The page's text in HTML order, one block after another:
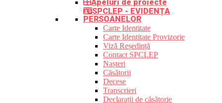
Apeluri de proiecte
SPCLEP - EVIDENȚA
PERSOANELOR
Carte Identitate
Carte Identitate Provizorie
Viză Reședință
Contact SPCLEP
Nașteri
Căsătorii
Decese
Transcrieri
Declarații de căsătorie